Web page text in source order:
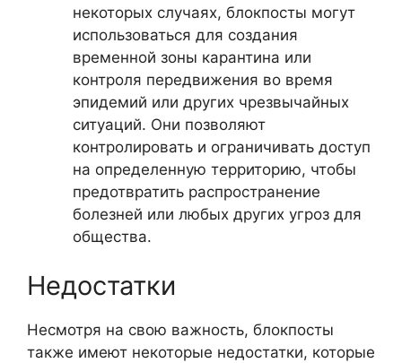
некоторых случаях, блокпосты могут
использоваться для создания
временной зоны карантина или
контроля передвижения во время
эпидемий или других чрезвычайных
ситуаций. Они позволяют
контролировать и ограничивать доступ
на определенную территорию, чтобы
предотвратить распространение
болезней или любых других угроз для
общества.
Недостатки
Несмотря на свою важность, блокпосты
также имеют некоторые недостатки, которые